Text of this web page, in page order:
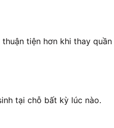
tiện hơn khi thay
tại chỗ bất kỳ lúc nào.